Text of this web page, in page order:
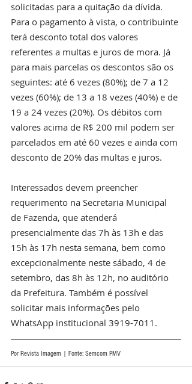
solicitadas para a quitação da dívida.
Para o pagamento à vista, o contribuinte
terá desconto total dos valores
referentes a multas e juros de mora. Já
para mais parcelas os descontos são os
seguintes: até 6 vezes (80%); de 7 a 12
vezes (60%); de 13 a 18 vezes (40%) e de
19 a 24 vezes (20%). Os débitos com
valores acima de R$ 200 mil podem ser
parcelados em até 60 vezes e ainda com
desconto de 20% das multas e juros.
Interessados devem preencher
requerimento na Secretaria Municipal
de Fazenda, que atenderá
presencialmente das 7h às 13h e das
15h às 17h nesta semana, bem como
excepcionalmente neste sábado, 4 de
setembro, das 8h às 12h, no auditório
da Prefeitura. Também é possível
solicitar mais informações pelo
WhatsApp institucional 3919-7011.
Por Revista Imagem | Fonte: Semcom PMV